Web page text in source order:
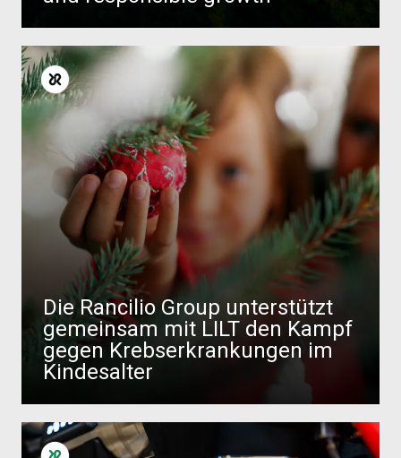
Die Rancilio Group unterstützt
gemeinsam mit LILT den Kampf
gegen Krebserkrankungen im
Kindesalter